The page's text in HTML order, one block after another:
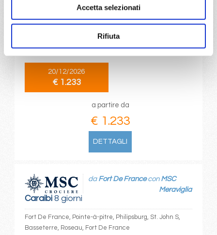
Accetta selezionati
Rifiuta
Caraibi8 giorni
Pointe-à-pitre, Philipsburg, St. John S, Basseterre,
Roseau, Fort De France, Pointe-à-pitre, Philipsburg
20/12/2026
€ 1.233
a partire da
€ 1.233
DETTAGLI
Caraibi8 giorni
da Fort De Francecon MSC
Meraviglia
Fort De France, Pointe-à-pitre, Philipsburg, St. John S,
Basseterre, Roseau, Fort De France